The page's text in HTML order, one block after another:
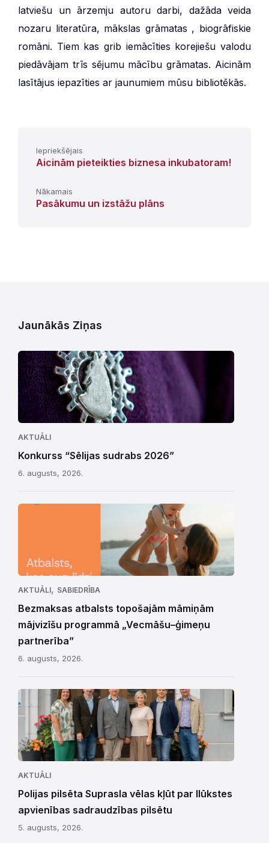
latviešu un ārzemju autoru darbi, dažāda veida
nozaru literatūra, mākslas grāmatas , biogrāfiskie
romāni. Tiem kas grib iemācīties korejiešu valodu
piedāvājam trīs sējumu mācību grāmatas. Aicinām
lasītājus iepazīties ar jaunumiem mūsu bibliotēkās.
Iepriekšējais
Aicinām pieteikties biznesa inkubatoram!
Nākamais
Pasākumu un izstāžu plāns
Jaunākās Ziņas
AKTUĀLI
Konkurss “Sēlijas sudrabs 2026”
6. augusts, 2026.
AKTUĀLI, SABIEDRĪBA
Bezmaksas atbalsts topošajām māmiņām
mājvizīšu programmā „Vecmāšu–ģimeņu
partnerība”
6. augusts, 2026.
AKTUĀLI
Polijas pilsēta Suprasla vēlas kļūt par Ilūkstes
apvienības sadraudzības pilsētu
5. augusts, 2026.